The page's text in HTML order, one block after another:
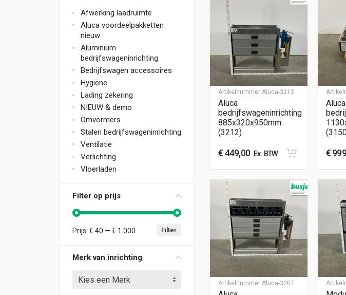
Afwerking laadruimte
Aluca voordeelpakketten
nieuw
Aluminium
bedrijfswageninrichting
Bedrijfswagen accessoires
Hygiëne
Lading zekering
NIEUW & demo
Omvormers
Stalen bedrijfswageninrichting
Ventilatie
Verlichting
Vloerladen
Filter op prijs
Min. prijs
Max. prijs Filter
Prijs: € 40 — € 1.000
Merk van inrichting
Kies een Merk
Artikelnummer Aluca-3212
Aluca
bedrijfswageninrichting
885x320x950mm
(3212)
€449,00Ex. BTW
Aluca
€
Artikelnummer Aluca-3207